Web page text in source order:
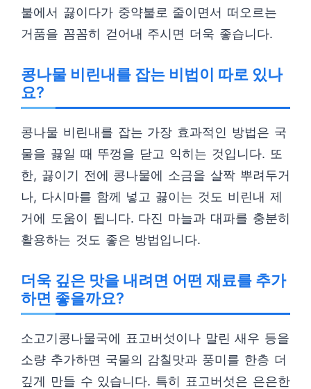
불에서 끓이다가 중약불로 줄이면서 떠오르는
거품을 꼼꼼히 걷어내 주시면 더욱 좋습니다.
콩나물 비린내를 잡는 비법이 따로 있나
요?
콩나물 비린내를 잡는 가장 효과적인 방법은 국
물을 끓일 때 뚜껑을 닫고 익히는 것입니다. 또
한, 끓이기 전에 콩나물에 소금을 살짝 뿌려두거
나, 다시마를 함께 넣고 끓이는 것도 비린내 제
거에 도움이 됩니다. 다진 마늘과 대파를 충분히
활용하는 것도 좋은 방법입니다.
더욱 깊은 맛을 내려면 어떤 재료를 추가
하면 좋을까요?
소고기콩나물국에 표고버섯이나 말린 새우 등을
소량 추가하면 국물의 감칠맛과 풍미를 한층 더
깊게 만들 수 있습니다. 특히 표고버섯은 은은한